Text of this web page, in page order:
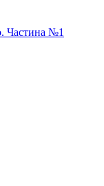
Частина №1